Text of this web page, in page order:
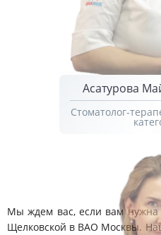
Асатурова
Стоматолог-
Мы ждем вас, если вам нужна
Щелковской в ВАО Москвы.